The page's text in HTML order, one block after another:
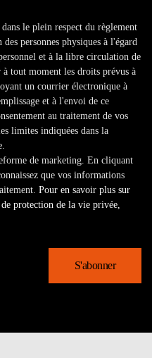
le plein respect du règlement
personnes physiques à l'égard
et à la libre circulation de
à tout moment les droits prévus à
un courrier électronique à
et à l'envoi de ce
au traitement de vos
limites indiquées dans la
de marketing. En cliquant
que vos informations
Pour en savoir plus sur
protection de la vie privée,